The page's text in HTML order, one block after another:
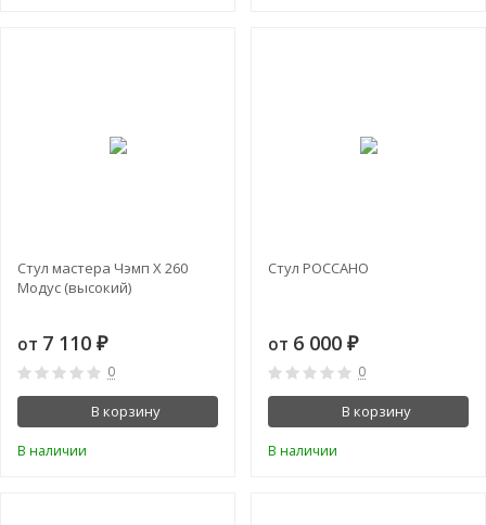
Стул мастера Чэмп Х 260
Модус (высокий)
от 7 110 ₽
0
В корзину
В наличии
Стул РОССАНО
от 6 000 ₽
0
В корзину
В наличии